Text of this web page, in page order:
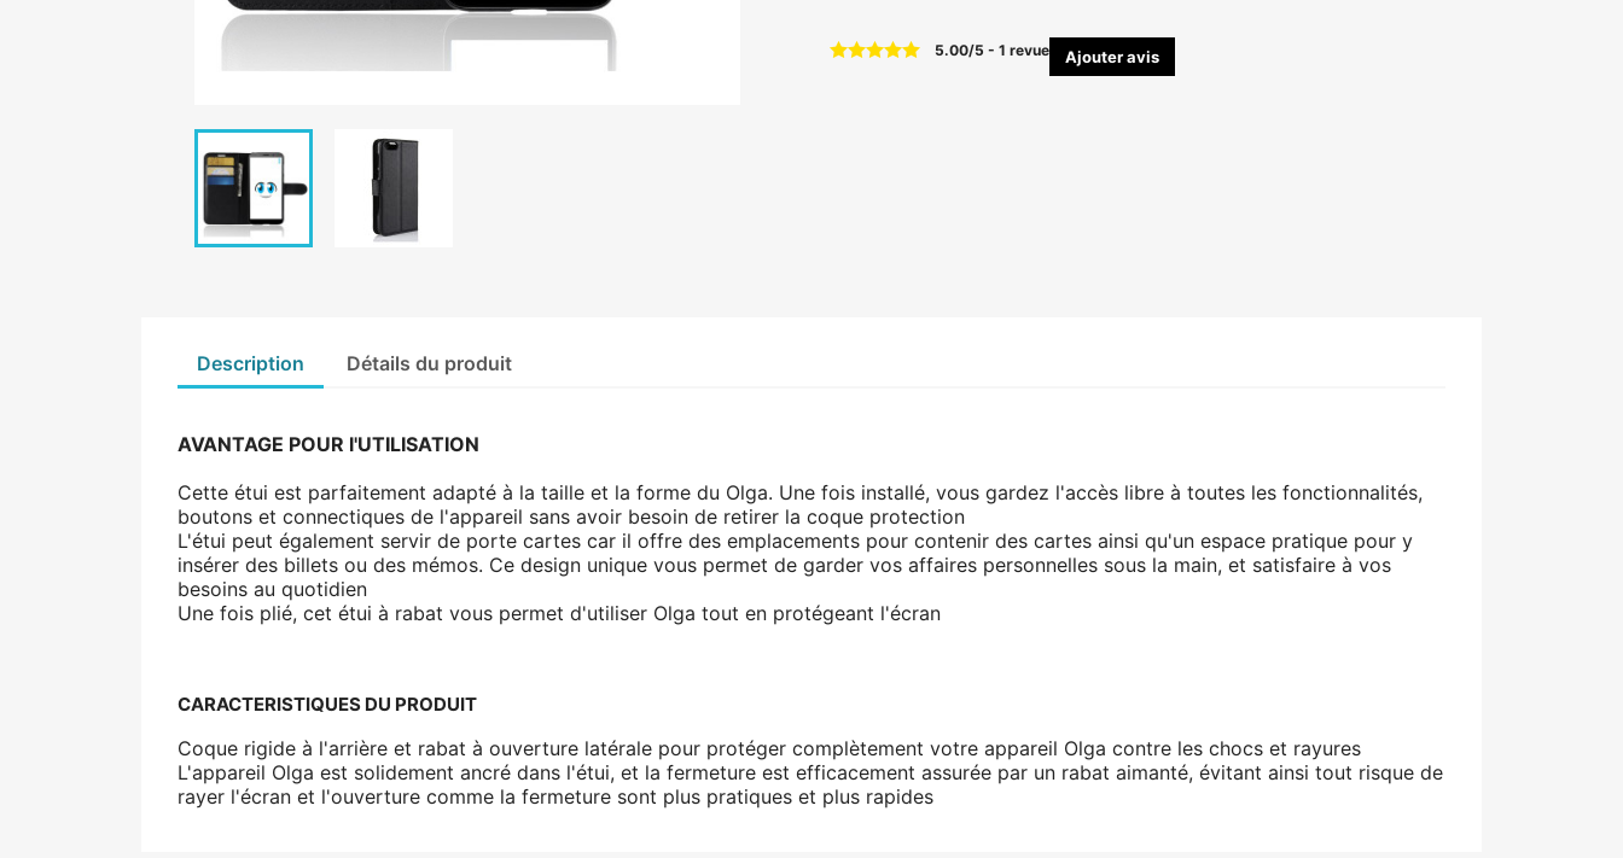
5.00/5 - 1 revue Ajouter avis
Description Détails du produit
AVANTAGE POUR l'UTILISATION
Cette étui est parfaitement adapté à la taille et la forme du Olga. Une fois installé, vous gardez l'accès libre à toutes les fonctionnalités,
boutons et connectiques de l'appareil sans avoir besoin de retirer la coque protection
L'étui peut également servir de porte cartes car il offre des emplacements pour contenir des cartes ainsi qu'un espace pratique pour y
insérer des billets ou des mémos. Ce design unique vous permet de garder vos affaires personnelles sous la main, et satisfaire à vos
besoins au quotidien
Une fois plié, cet étui à rabat vous permet d'utiliser Olga tout en protégeant l'écran
CARACTERISTIQUES DU PRODUIT
Coque rigide à l'arrière et rabat à ouverture latérale pour protéger complètement votre appareil Olga contre les chocs et rayures
L'appareil Olga est solidement ancré dans l'étui, et la fermeture est efficacement assurée par un rabat aimanté, évitant ainsi tout risque de
rayer l'écran et l'ouverture comme la fermeture sont plus pratiques et plus rapides